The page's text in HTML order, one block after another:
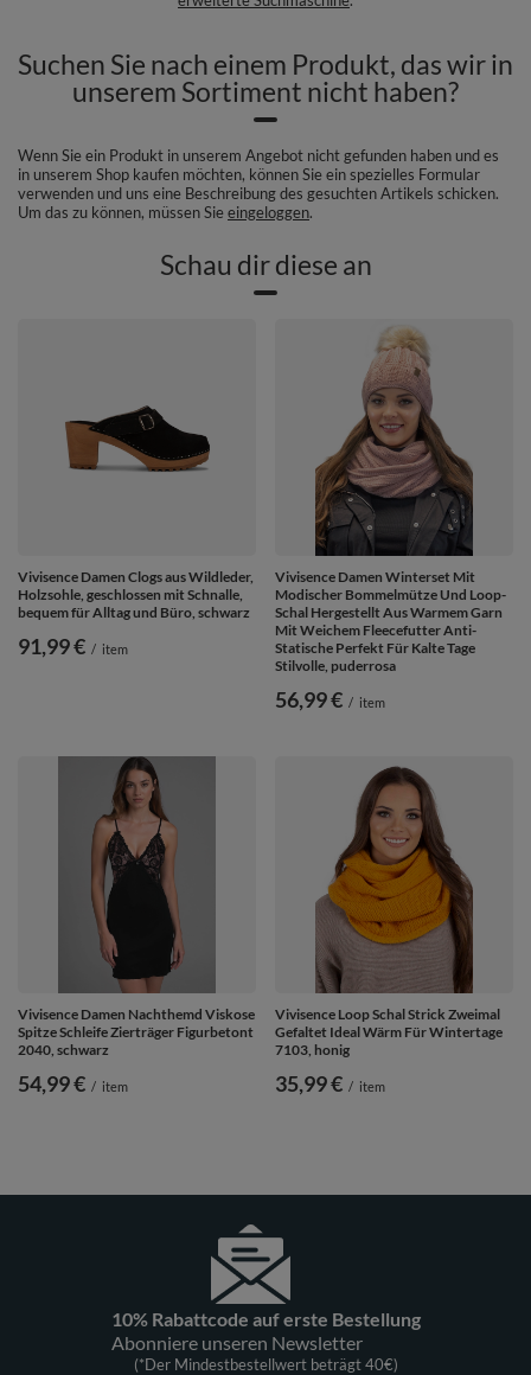
Suchen Sie nach einem Produkt, das wir in
unserem Sortiment nicht haben?
Wenn Sie ein Produkt in unserem Angebot nicht gefunden haben und es
in unserem Shop kaufen möchten, können Sie ein spezielles Formular
verwenden und uns eine Beschreibung des gesuchten Artikels schicken.
Um das zu können, müssen Sieeingeloggen.
Schau dir diese an
Vivisence Damen Clogs aus Wildleder,
Holzsohle, geschlossen mit Schnalle,
bequem für Alltag und Büro, schwarz
91,99 € / item
Vivisence Damen Winterset Mit
Modischer Bommelmütze Und Loop-
Schal Hergestellt Aus Warmem Garn
Mit Weichem Fleecefutter Anti-
Statische Perfekt Für Kalte Tage
Stilvolle, puderrosa
56,99 € / item
Vivisence Damen Nachthemd Viskose
Spitze Schleife Zierträger Figurbetont
2040, schwarz
54,99 € / item
Vivisence Loop Schal Strick Zweimal
Gefaltet Ideal Wärm Für Wintertage
7103, honig
35,99 € / item
10% Rabattcode auf erste Bestellung
Abonniere unseren Newsletter
(*Der Mindestbestellwert beträgt 40€)